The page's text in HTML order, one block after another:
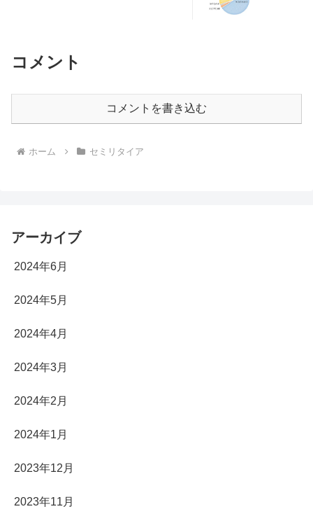
コメント
コメントを書き込む
ホーム セミリタイア
アーカイブ
2024年6月
2024年5月
2024年4月
2024年3月
2024年2月
2024年1月
2023年12月
2023年11月